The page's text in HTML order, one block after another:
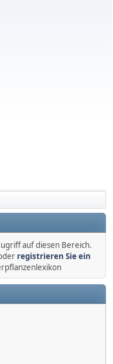
auf diesen Bereich.
registrieren Sie ein